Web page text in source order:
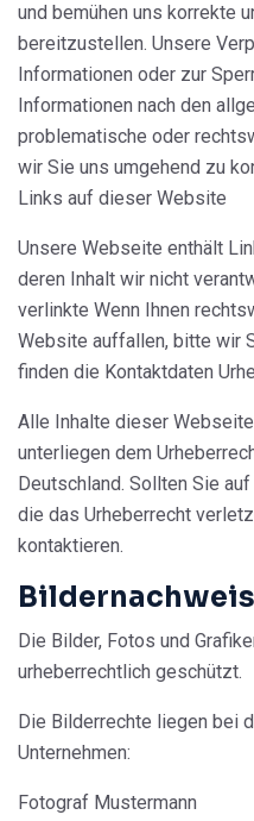
und bemühen uns korrekte
bereitzustellen. Unsere
Informationen oder zur
Informationen nach den
problematische oder
wir Sie uns umgehend zu
Links auf dieser Website
Unsere Webseite enthält
deren Inhalt wir nicht
verlinkte Wenn Ihnen
Website auffallen, bitte wir
finden die Kontaktdaten
Alle Inhalte dieser
unterliegen dem
Deutschland. Sollten Sie
die das Urheberrecht
kontaktieren.
Bildernachweis
Die Bilder, Fotos und
urheberrechtlich geschützt.
Die Bilderrechte liegen bei
Unternehmen:
Fotograf Mustermann